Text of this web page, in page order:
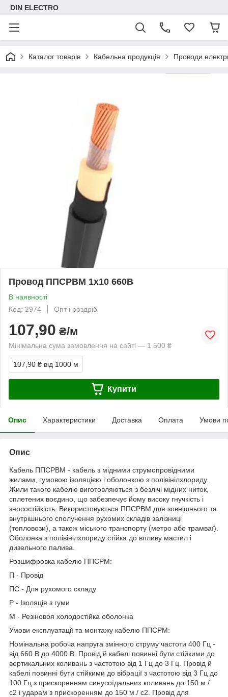
DIN ELECTRO
Каталог товарів Кабельна продукція Проводи
Провод ППСРВМ 1х10 660В
В наявності
Код: 2974
Опт і роздріб
107,90 ₴/м
Мінімальна сума замовлення на сайті — 1 500 ₴
107,90 ₴ від 1000 м
Купити
Опис Характеристики Доставка Оплата Умови
Опис
Кабель ППСРВМ - кабель з мідними струмопровідними
жилами, гумовою ізоляцією і оболонкою з полівінілхлориду.
Жили такого кабелю виготовляються з безлічі мідних ниток,
сплетених воєдино, що забезпечує йому високу гнучкість і
зносостійкість. Використовується ППСРВМ для зовнішнього та
внутрішнього сполучення рухомих складів залізниці
(тепловози), а також міського транспорту (метро або трамваї).
Оболонка з полівінілхлориду стійка до впливу мастил і
дизельного палива.
Розшифровка кабелю ППСРМ:
П - Провід
ПС - Для рухомого складу
Р - Ізоляція з гуми
М - Резіновоя холодостійка оболонка
Умови експлуатації та монтажу кабелю ППСРМ:
Номінальна робоча напруга змінного струму частоти 400 Гц -
від 660 В до 4000 В. Провід й кабелі повинні бути стійкими до
вертикальних коливань з частотою від 1 Гц до 3 Гц. Провід й
кабелі повинні бути стійкими до вібрації з частотою від 3 Гц до
100 Гц з прискоренням синусоїдальних коливань до 150 м /
с2 і ударам з прискоренням до 150 м / с2. Провід для